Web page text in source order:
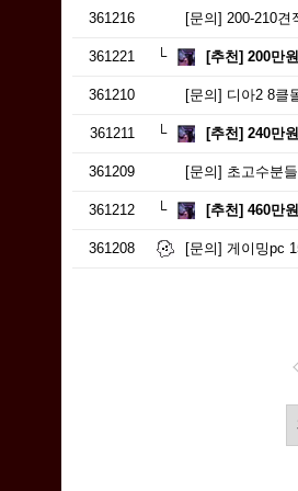
361216 [문의] 200-210견
361221 [추천] 200만
361210 [문의] 디아2 8클
361211 [추천] 240만
361209 [문의] 초고수분
361212 [추천] 460만
361208 [문의] 게이밍pc